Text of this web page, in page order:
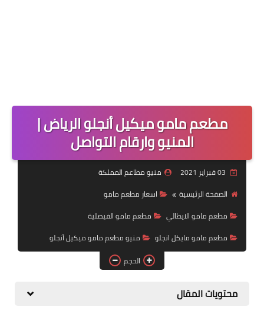
مطعم مامو ميكيل أنجلو الرياض |
المنيو وارقام التواصل
منيو مطاعم المملكة
الصفحة الرئيسية
اسعار مطعم مامو
مطعم مامو الايطالي
مطعم مامو الفيصلية
مطعم مامو مايكل انجلو
منيو مطعم مامو ميكيل أنجلو
الحجم
محتويات المقال